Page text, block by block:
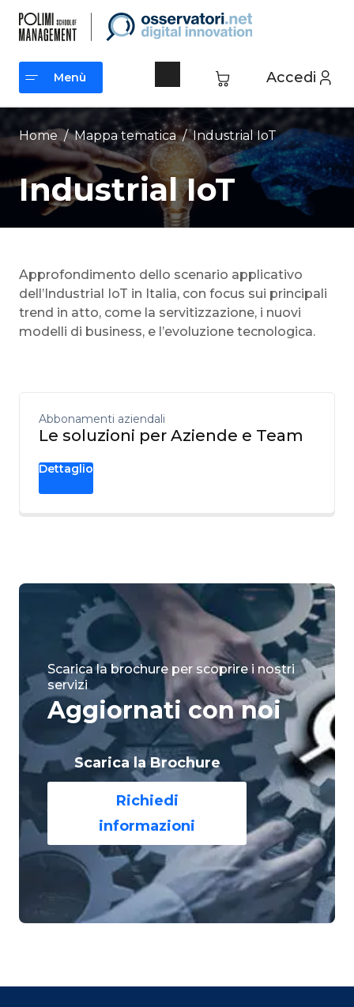
contenuto
Accedi
Menù
Menù
Home / Mappa tematica /Industrial IoT
Industrial IoT
Approfondimento dello scenario applicativo
dell’Industrial IoT in Italia, con focus sui principali
trend in atto, come la servitizzazione, i nuovi
modelli di business, e l’evoluzione tecnologica.
Abbonamenti aziendali
Le soluzioni per Aziende e Team
Dettaglio
Scarica la brochure per scoprire i nostri
servizi
Aggiornati con noi
Scarica la Brochure
Richiedi
informazioni